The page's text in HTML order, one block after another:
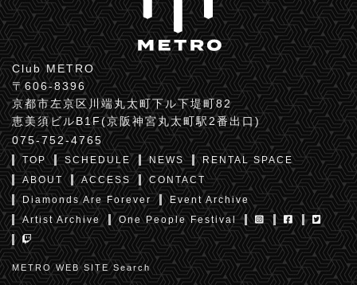
Club METRO
〒606-8396
京都市左京区川端丸太町下ル下堤町82
恵美須ビルB1F(京阪神宮丸太町駅2番出口)
075-752-4765
TOP SCHEDULE NEWS
RENTAL SPACE
ABOUT
ACCESS
CONTACT
Diamonds Are Forever
Event Archive
Artist Archive
One People Festival
METRO WEB SITE Search